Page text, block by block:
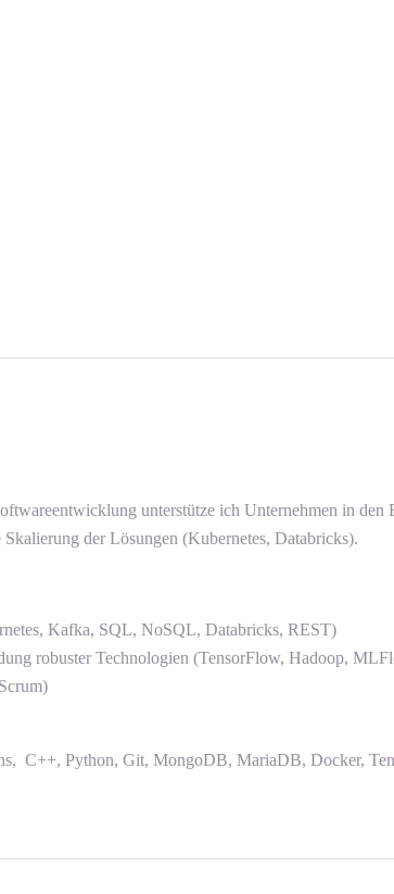
unterstütze ich Unternehmen in den
der Lösungen (Kubernetes, Databricks).
Kafka, SQL, NoSQL, Databricks, REST)
robuster Technologien (TensorFlow, Hadoop,
C++, Python, Git, MongoDB, MariaDB, Docker,